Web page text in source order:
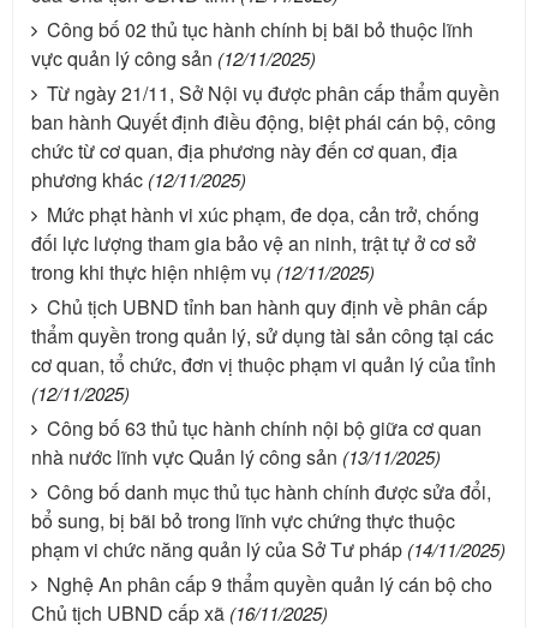
Công bố 02 thủ tục hành chính bị bãi bỏ thuộc lĩnh
vực quản lý công sản (12/11/2025)
Từ ngày 21/11, Sở Nội vụ được phân cấp thẩm quyền
ban hành Quyết định điều động, biệt phái cán bộ, công
chức từ cơ quan, địa phương này đến cơ quan, địa
phương khác (12/11/2025)
Mức phạt hành vi xúc phạm, đe dọa, cản trở, chống
đối lực lượng tham gia bảo vệ an ninh, trật tự ở cơ sở
trong khi thực hiện nhiệm vụ (12/11/2025)
Chủ tịch UBND tỉnh ban hành quy định về phân cấp
thẩm quyền trong quản lý, sử dụng tài sản công tại các
cơ quan, tổ chức, đơn vị thuộc phạm vi quản lý của tỉnh
(12/11/2025)
Công bố 63 thủ tục hành chính nội bộ giữa cơ quan
nhà nước lĩnh vực Quản lý công sản (13/11/2025)
Công bố danh mục thủ tục hành chính được sửa đổi,
bổ sung, bị bãi bỏ trong lĩnh vực chứng thực thuộc
phạm vi chức năng quản lý của Sở Tư pháp (14/11/2025)
Nghệ An phân cấp 9 thẩm quyền quản lý cán bộ cho
Chủ tịch UBND cấp xã (16/11/2025)